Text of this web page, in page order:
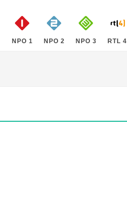
NPO 1 NPO 2 NPO 3 RTL 4